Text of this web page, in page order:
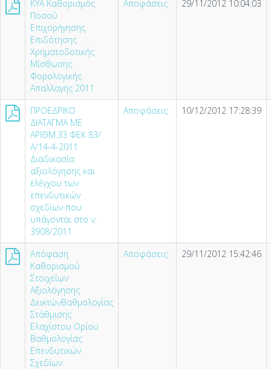
KYA Καθορισμός
Ποσού
Επιχορήγησης
Επιδότησης
Χρηματοδοτικής
Μίσθωσης
Φορολογικής
Απαλλαγής 2011
Αποφάσεις 29/11/2012 10:04:03
ΠΡΟΕΔΡΙΚΟ
ΔΙΑΤΑΓΜΑ ΜΕ
ΑΡΙΘΜ.33 ΦΕΚ 83/
Α/14-4-2011
Διαδικασία
αξιολόγησης και
ελέγχου των
επενδυτικών
σχεδίων που
υπάγονται στο ν.
3908/2011
Αποφάσεις 10/12/2012 17:28:39
Απόφαση
Καθορισμού
Στοιχείων
Αξιολόγησης
ΔεικτώνΒαθμολογίας
Στάθμισης
Ελαχίστου Ορίου
Βαθμολογίας
Επενδυτικών
Σχεδίων
Αποφάσεις 29/11/2012 15:42:46